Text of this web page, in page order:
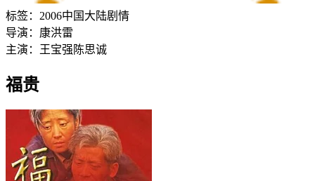
标签： 2006中国大陆剧情
导演： 康洪雷
主演：
王宝强 陈思诚
福贵